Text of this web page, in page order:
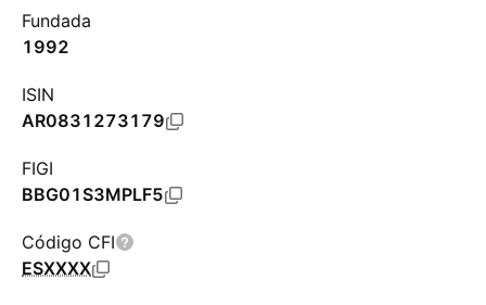
Fundada
1992
ISIN
AR0831273179
FIGI
BBG01S3MPLF5
Código CFI
ESXXXX